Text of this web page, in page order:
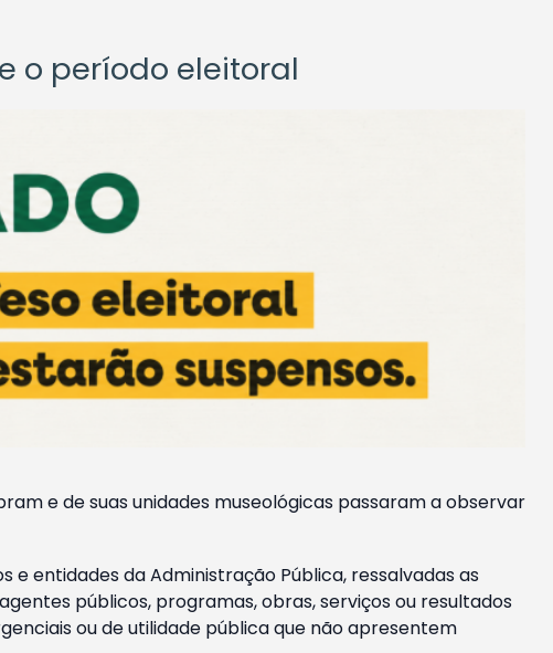
o período eleitoral
e de suas unidades museológicas passaram a observar
e entidades da Administração Pública, ressalvadas as
públicos, programas, obras, serviços ou resultados
ou de utilidade pública que não apresentem